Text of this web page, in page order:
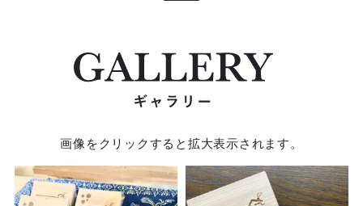
画像をクリックすると拡大表示されます。